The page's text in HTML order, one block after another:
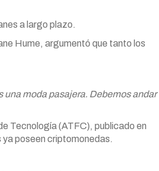
a largo plazo.
Hume, argumentó que tanto los
una moda pasajera. Debemos andar
Tecnología (ATFC), publicado en
poseen criptomonedas.